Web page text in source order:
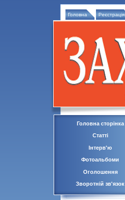
Головна Реєстрація
Головна сторінка
Статті
Інтерв'ю
Фотоальбоми
Оголошення
Зворотній зв'язок